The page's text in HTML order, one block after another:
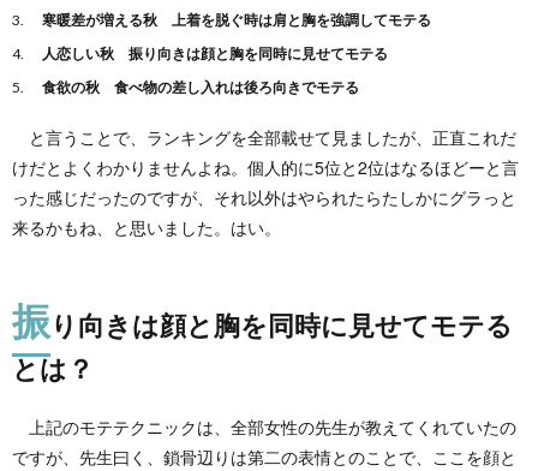
仕草
ラン
キン
グ
振り向
きは顔
と胸を
同時に
見せて
上着を
は肩と
調して
モテる
とは？
寒暖差が増える秋 上着を脱ぐ時は肩と胸を強調してモテる
人恋しい秋 振り向きは顔と胸を同時に見せてモテる
食欲の秋 食べ物の差し入れは後ろ向きでモテる
と言うことで、ランキングを全部載せて見ましたが、正直これだ
けだとよくわかりませんよね。個人的に5位と2位はなるほどーと言
った感じだったのですが、それ以外はやられたらたしかにグラっと
来るかもね、と思いました。はい。
振り向きは顔と胸を同時に見せてモテる
とは？
上記のモテテクニックは、全部女性の先生が教えてくれていたの
ですが、先生曰く、鎖骨辺りは第二の表情とのことで、ここを顔と